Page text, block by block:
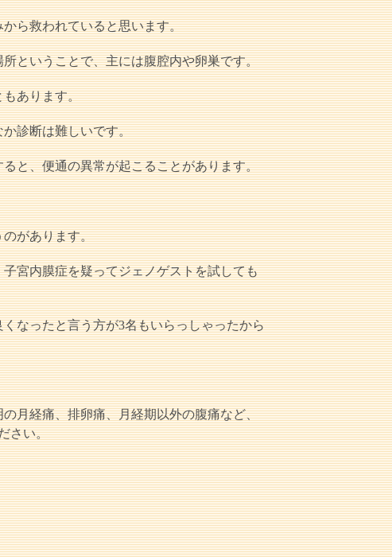
ら救われていると思います。
ということで、主には腹腔内や卵巣です。
もあります。
診断は難しいです。
と、便通の異常が起こることがあります。
があります。
宮内膜症を疑ってジェノゲストを試しても
なったと言う方が3名もいらっしゃったから
月経痛、排卵痛、月経期以外の腹痛など、
さい。